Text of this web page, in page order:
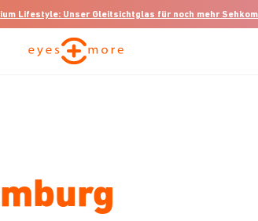
Lifestyle: Unser Gleitsichtglas für noch mehr